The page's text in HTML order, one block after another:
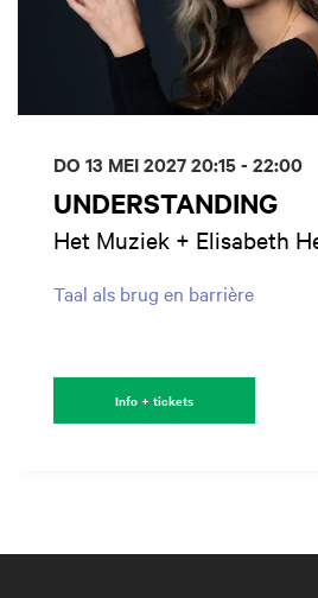
UNDERSTANDING
Het Muziek + Elisabeth
Taal als brug en barrière
DO 13 MEI 202720:15 - 22:00
Info + tickets